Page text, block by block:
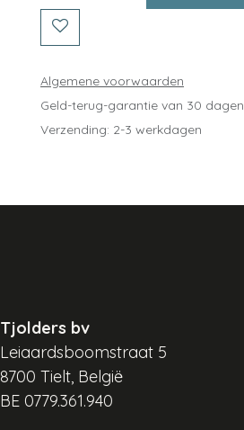
Algemene voorwaarden
Geld-terug-garantie van 30 dagen
Verzending: 2-3 werkdagen
Tjolders bv
Leiaardsboomstraat 5
8700 Tielt, België
BE 0779.361.940